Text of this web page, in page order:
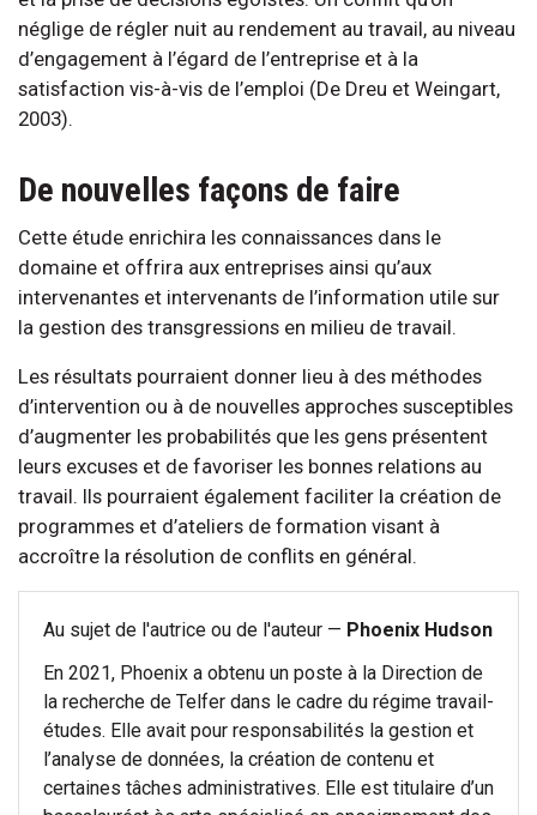
néglige de régler nuit au rendement au travail, au niveau
d’engagement à l’égard de l’entreprise et à la
satisfaction vis-à-vis de l’emploi (De Dreu et Weingart,
2003).
De nouvelles façons de faire
Cette étude enrichira les connaissances dans le
domaine et offrira aux entreprises ainsi qu’aux
intervenantes et intervenants de l’information utile sur
la gestion des transgressions en milieu de travail.
Les résultats pourraient donner lieu à des méthodes
d’intervention ou à de nouvelles approches susceptibles
d’augmenter les probabilités que les gens présentent
leurs excuses et de favoriser les bonnes relations au
travail. Ils pourraient également faciliter la création de
programmes et d’ateliers de formation visant à
accroître la résolution de conflits en général.
Au sujet de l'autrice ou de l'auteur — Phoenix Hudson
En 2021, Phoenix a obtenu un poste à la Direction de
la recherche de Telfer dans le cadre du régime travail-
études. Elle avait pour responsabilités la gestion et
l’analyse de données, la création de contenu et
certaines tâches administratives. Elle est titulaire d’un